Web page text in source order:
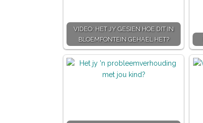
VIDEO: HET JY GESIEN HOE DIT IN
BLOEMFONTEIN GEHAEL HET?